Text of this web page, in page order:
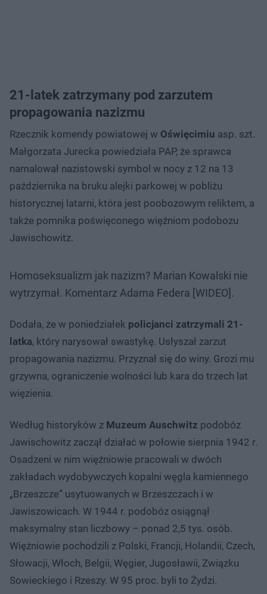
21-latek zatrzymany pod zarzutem
propagowania nazizmu
Rzecznik komendy powiatowej w Oświęcimiu asp. szt.
Małgorzata Jurecka powiedziała PAP, że sprawca
namalował nazistowski symbol w nocy z 12 na 13
października na bruku alejki parkowej w pobliżu
historycznej latarni, która jest poobozowym reliktem, a
także pomnika poświęconego więźniom podobozu
Jawischowitz.
Homoseksualizm jak nazizm? Marian Kowalski nie
wytrzymał. Komentarz Adama Federa [WIDEO].
Dodała, że w poniedziałek policjanci zatrzymali 21-
latka, który narysował swastykę. Usłyszał zarzut
propagowania nazizmu. Przyznał się do winy. Grozi mu
grzywna, ograniczenie wolności lub kara do trzech lat
więzienia.
Według historyków z Muzeum Auschwitz podobóz
Jawischowitz zaczął działać w połowie sierpnia 1942 r.
Osadzeni w nim więźniowie pracowali w dwóch
zakładach wydobywczych kopalni węgla kamiennego
„Brzeszcze” usytuowanych w Brzeszczach i w
Jawiszowicach. W 1944 r. podobóz osiągnął
maksymalny stan liczbowy – ponad 2,5 tys. osób.
Więźniowie pochodzili z Polski, Francji, Holandii, Czech,
Słowacji, Włoch, Belgii, Węgier, Jugosławii, Związku
Sowieckiego i Rzeszy. W 95 proc. byli to Żydzi.